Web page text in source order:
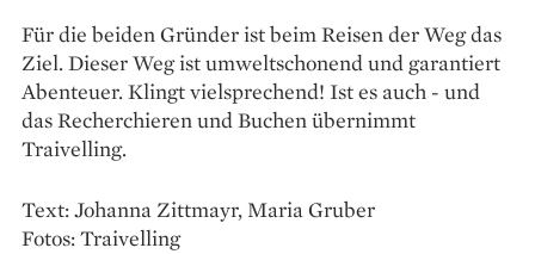
Für die beiden Gründer ist beim Reisen der Weg das
Ziel. Dieser Weg ist umweltschonend und garantiert
Abenteuer. Klingt vielsprechend! Ist es auch - und
das Recherchieren und Buchen übernimmt
Traivelling.
Text: Johanna Zittmayr, Maria Gruber
Fotos: Traivelling